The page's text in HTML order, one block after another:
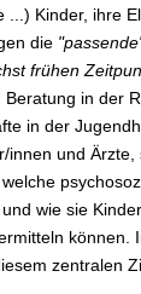
...) Kinder, ihre
die
frühen
in der
in der
innen und
wie sie
können.
zentralen